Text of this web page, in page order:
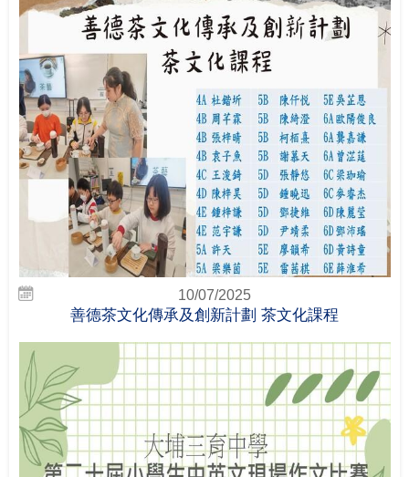
10/07/2025
善德茶文化傳承及創新計劃 茶文化課程